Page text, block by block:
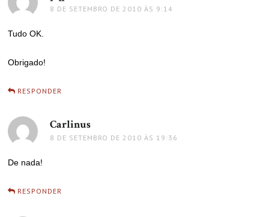
8 DE SETEMBRO DE 2010 ÀS 9:14
Tudo OK.
Obrigado!
RESPONDER
Carlinus
8 DE SETEMBRO DE 2010 ÀS 19:36
De nada!
RESPONDER